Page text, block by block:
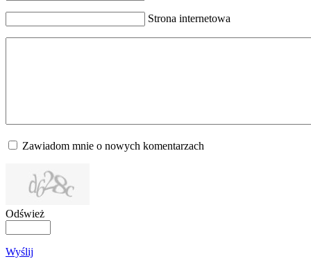
Strona internetowa
Zawiadom mnie o nowych komentarzach
Odśwież
Wyślij